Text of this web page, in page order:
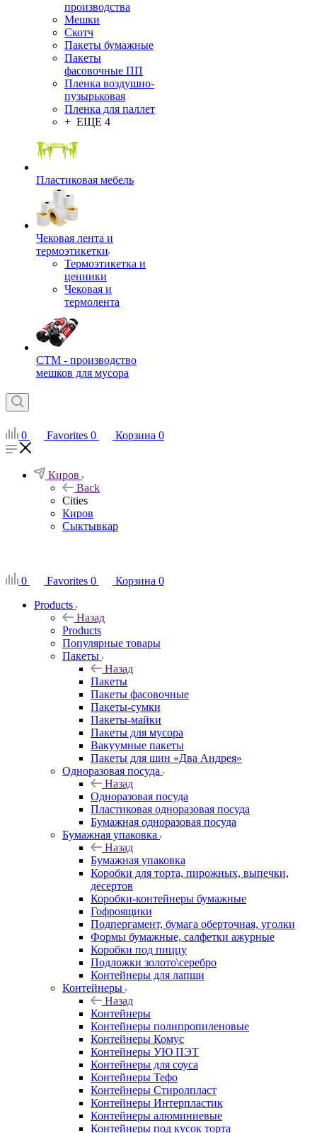
производства
Мешки
Скотч
Пакеты бумажные
Пакеты
фасовочные ПП
Пленка воздушно-
пузырьковая
Пленка для паллет
+ ЕЩЕ 4
Пластиковая мебель
Чековая лента и
термоэтикетки
Термоэтикетка и
ценники
Чековая и
термолента
СТМ - производство
мешков для мусора
0 Favorites 0 Корзина 0
Киров
Back
Cities
Киров
Сыктывкар
0
Favorites 0 Корзина 0
Products
Назад
Products
Популярные товары
Пакеты
Назад
Пакеты
Пакеты фасовочные
Пакеты-сумки
Пакеты-майки
Пакеты для мусора
Вакуумные пакеты
Пакеты для шин «Два Андрея»
Одноразовая посуда
Назад
Одноразовая посуда
Пластиковая одноразовая посуда
Бумажная одноразовая посуда
Бумажная упаковка
Назад
Бумажная упаковка
Коробки для торта, пирожных, выпечки,
десертов
Коробки-контейнеры бумажные
Гофроящики
Подпергамент, бумага оберточная, уголки
Формы бумажные, салфетки ажурные
Коробки под пиццу
Подложки золото\серебро
Контейнеры для лапши
Контейнеры
Назад
Контейнеры
Контейнеры полипропиленовые
Контейнеры Комус
Контейнеры УЮ ПЭТ
Контейнеры для соуса
Контейнеры Тефо
Контейнеры Стиролпласт
Контейнеры Интерпластик
Контейнеры алюминиевые
Контейнеры под кусок торта